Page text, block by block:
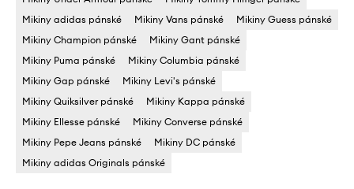
Mikiny adidas pánské
Mikiny Vans pánské
Mikiny Guess pánské
Mikiny Champion pánské
Mikiny Gant pánské
Mikiny Puma pánské
Mikiny Columbia pánské
Mikiny Gap pánské
Mikiny Levi's pánské
Mikiny Quiksilver pánské
Mikiny Kappa pánské
Mikiny Ellesse pánské
Mikiny Converse pánské
Mikiny Pepe Jeans pánské
Mikiny DC pánské
Mikiny adidas Originals pánské